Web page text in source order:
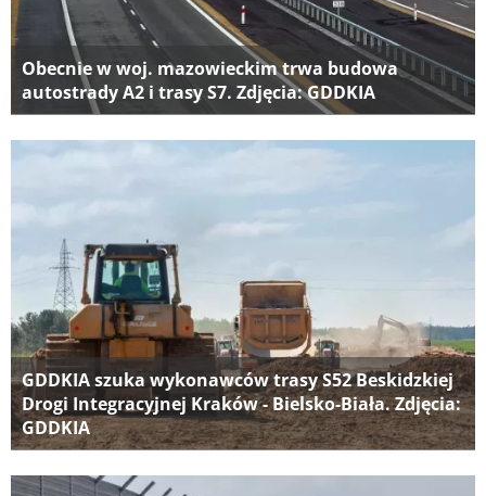
Obecnie w woj. mazowieckim trwa budowa
autostrady A2 i trasy S7. Zdjęcia: GDDKIA
GDDKIA szuka wykonawców trasy S52 Beskidzkiej
Drogi Integracyjnej Kraków - Bielsko-Biała. Zdjęcia:
GDDKIA